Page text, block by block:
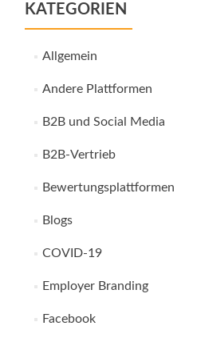
KATEGORIEN
Allgemein
Andere Plattformen
B2B und Social Media
B2B-Vertrieb
Bewertungsplattformen
Blogs
COVID-19
Employer Branding
Facebook